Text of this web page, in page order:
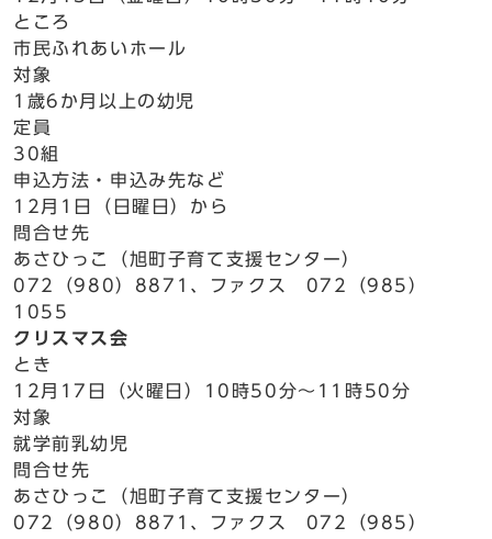
ところ
市民ふれあいホール
対象
1歳6か月以上の幼児
定員
30組
申込方法・申込み先など
12月1日（日曜日）から
問合せ先
あさひっこ（旭町子育て支援センター）
072（980）8871、ファクス 072（985）
1055
クリスマス会
とき
12月17日（火曜日）10時50分～11時50分
対象
就学前乳幼児
問合せ先
あさひっこ（旭町子育て支援センター）
072（980）8871、ファクス 072（985）